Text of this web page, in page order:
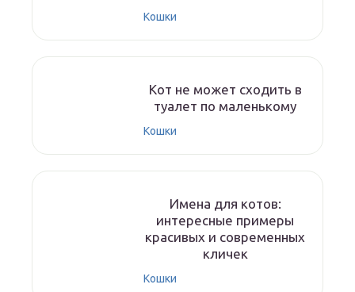
Кошки
Кот не может сходить в
туалет по маленькому
Кошки
Имена для котов:
интересные примеры
красивых и современных
кличек
Кошки